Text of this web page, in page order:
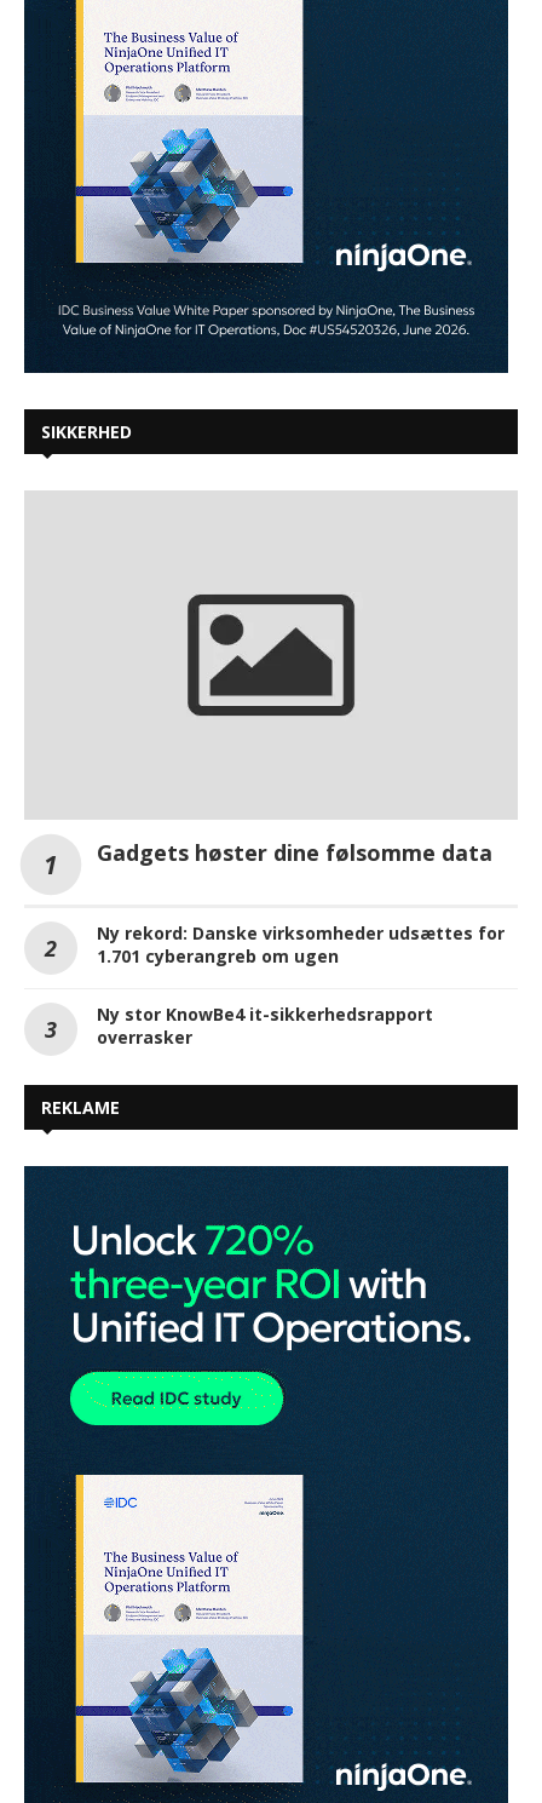
SIKKERHED
Gadgets høster dine følsomme data
Ny rekord: Danske virksomheder udsættes for
1.701 cyberangreb om ugen
Ny stor KnowBe4 it-sikkerhedsrapport
overrasker
REKLAME